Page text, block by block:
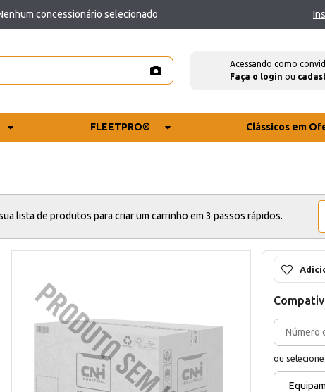
concessionário selecionado
Acessando como
Faça o login ou
FLEETPRO® Clássicos em
lista de produtos para criar um carrinho em 3 passos rápidos.
ou